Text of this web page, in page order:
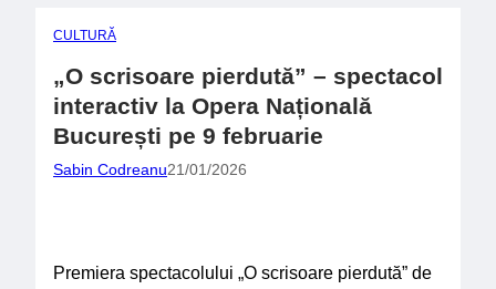
CULTURĂ
„O scrisoare pierdută” – spectacol
interactiv la Opera Națională
București pe 9 februarie
Sabin Codreanu21/01/2026
Premiera spectacolului „O scrisoare pierdută” de